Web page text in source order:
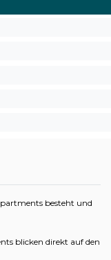
besteht und
blicken direkt auf den